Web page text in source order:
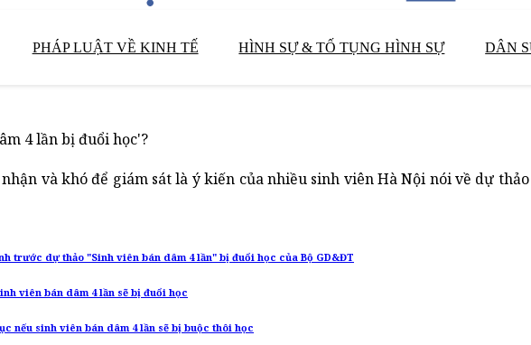
PHÁP LUẬT VỀ KINH TẾ HÌNH SỰ & TỐ TỤNG HÌNH SỰ DÂN
4 lần bị đuổi học'?
và khó để giám sát là ý kiến của nhiều sinh viên Hà Nội nói về dự
trước dự thảo "Sinh viên bán dâm 4 lần" bị đuổi học của Bộ GD&ĐT
viên bán dâm 4 lần sẽ bị đuổi học
nếu sinh viên bán dâm 4 lần sẽ bị buộc thôi học